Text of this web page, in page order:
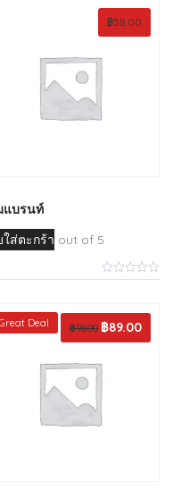
แบรนท์
฿58.00
ส่ตะกร้า out of 5
Deal ฿98.00 Original
was:
฿89.00